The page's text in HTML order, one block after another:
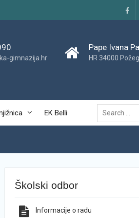
gimnazija.hr
Pape Ivana
HR 34000
EK Belli
Traži...
Školski odbor
Informacije o radu